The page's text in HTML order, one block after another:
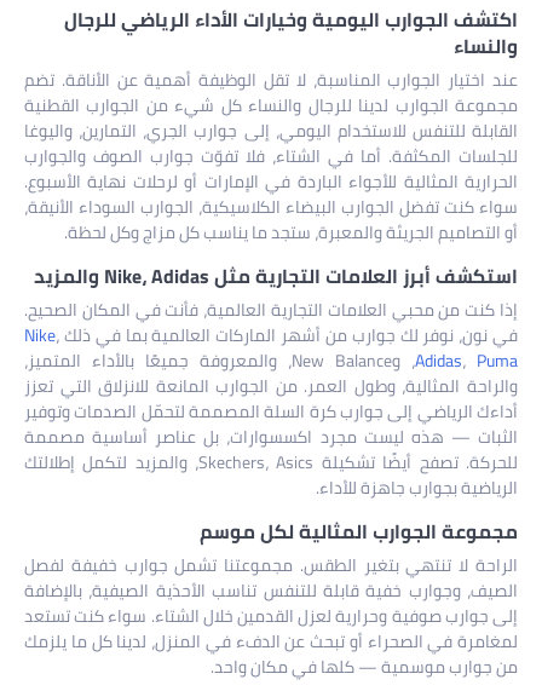
اكتشف الجوارب اليومية وخيارات الأداء الرياضي للرجال
والنساء
عند اختيار الجوارب المناسبة، لا تقل الوظيفة أهمية عن الأناقة. تضم
مجموعة الجوارب لدينا للرجال والنساء كل شيء من الجوارب القطنية
القابلة للتنفس للاستخدام اليومي، إلى جوارب الجري، التمارين، واليوغا
للجلسات المكثفة. أما في الشتاء، فلا تفوّت جوارب الصوف والجوارب
الحرارية المثالية للأجواء الباردة في الإمارات أو لرحلات نهاية الأسبوع.
سواء كنت تفضل الجوارب البيضاء الكلاسيكية، الجوارب السوداء الأنيقة،
أو التصاميم الجريئة والمعبرة، ستجد ما يناسب كل مزاج وكل لحظة.
استكشف أبرز العلامات التجارية مثل Nike، Adidas والمزيد
إذا كنت من محبي العلامات التجارية العالمية، فأنت في المكان الصحيح.
في نون، نوفر لك جوارب من أشهر الماركات العالمية بما في ذلك Nike،
Adidas، Puma
، وNew Balance، والمعروفة جميعًا بالأداء المتميز،
والراحة المثالية، وطول العمر. من الجوارب المانعة للانزلاق التي تعزز
أداءك الرياضي إلى جوارب كرة السلة المصممة لتحمّل الصدمات وتوفير
الثبات — هذه ليست مجرد اكسسوارات، بل عناصر أساسية مصممة
للحركة. تصفح أيضًا تشكيلة Skechers، Asics، والمزيد لتكمل إطلالتك
الرياضية بجوارب جاهزة للأداء.
مجموعة الجوارب المثالية لكل موسم
الراحة لا تنتهي بتغير الطقس. مجموعتنا تشمل جوارب خفيفة لفصل
الصيف، وجوارب خفية قابلة للتنفس تناسب الأحذية الصيفية، بالإضافة
إلى جوارب صوفية وحرارية لعزل القدمين خلال الشتاء. سواء كنت تستعد
لمغامرة في الصحراء أو تبحث عن الدفء في المنزل، لدينا كل ما يلزمك
من جوارب موسمية — كلها في مكان واحد.